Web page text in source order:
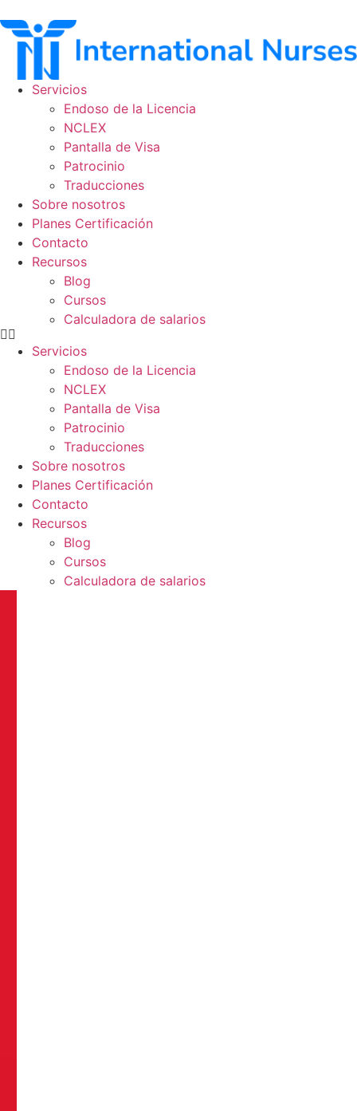
al
contenido
Servicios
Endoso de la Licencia
NCLEX
Pantalla de Visa
Patrocinio
Traducciones
Sobre nosotros
Planes Certificación
Contacto
Recursos
Blog
Cursos
Calculadora de salarios
Servicios
Endoso de la Licencia
NCLEX
Pantalla de Visa
Patrocinio
Traducciones
Sobre nosotros
Planes Certificación
Contacto
Recursos
Blog
Cursos
Calculadora de salarios